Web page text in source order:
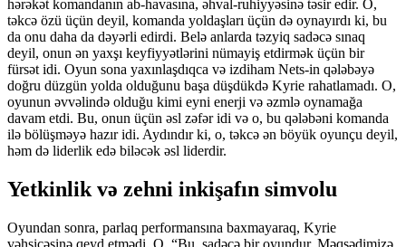
hərəkət komandanın ab-havasına, əhval-ruhiyyəsinə təsir edir. O,
təkcə özü üçün deyil, komanda yoldaşları üçün də oynayırdı ki, bu
da onu daha da dəyərli edirdi. Belə anlarda təzyiq sadəcə sınaq
deyil, onun ən yaxşı keyfiyyətlərini nümayiş etdirmək üçün bir
fürsət idi. Oyun sona yaxınlaşdıqca və izdiham Nets-in qələbəyə
doğru düzgün yolda olduğunu başa düşdükdə Kyrie rahatlamadı. O,
oyunun əvvəlində olduğu kimi eyni enerji və əzmlə oynamağa
davam etdi. Bu, onun üçün əsl zəfər idi və o, bu qələbəni komanda
ilə bölüşməyə hazır idi. Aydındır ki, o, təkcə ən böyük oyunçu deyil,
həm də liderlik edə biləcək əsl liderdir.
Yetkinlik və zehni inkişafın simvolu
Oyundan sonra, parlaq performansına baxmayaraq, Kyrie